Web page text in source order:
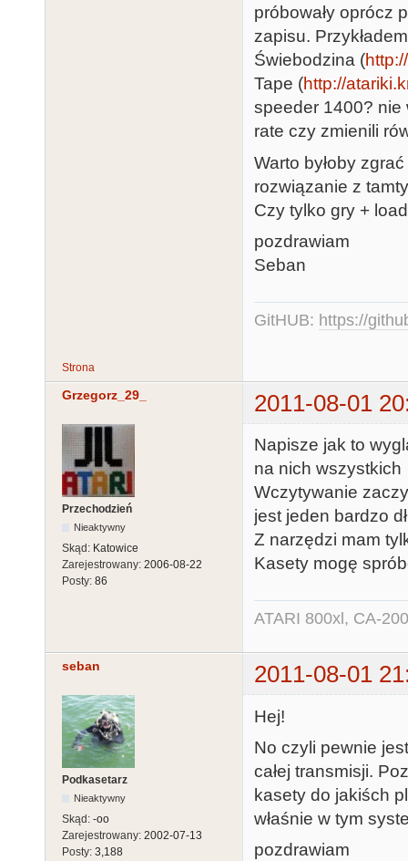
próbowały oprócz
zapisu.
Świebodzina (
Tape (http://
speeder 1400? nie
rate czy zmienili
Warto byłoby
rozwiązanie z
Czy tylko gry +
pozdrawiam
Seban
GitHUB: https://
Strona
Grzegorz_29_ 2011-08-01
Przechodzień
Nieaktywny
Skąd: Katowice
Zarejestrowany: 2006-08-22
Posty: 86
Napisze jak to
na nich
Wczytywanie
jest jeden bardzo
Z narzędzi mam
Kasety mogę
ATARI 800xl, CA-
seban 2011-08-01
Podkasetarz
Nieaktywny
Skąd: -oo
Zarejestrowany: 2002-07-13
Posty: 3,188
Hej!
No czyli pewnie
całej transmisji.
kasety do jakiśch
właśnie w tym
pozdrawiam